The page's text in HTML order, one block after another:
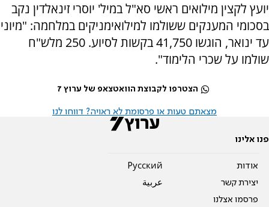
יועץ לקצין מילואים ראשי סא"ל במיל' יוסרי זינאלדין נקב
בסכומי המענקים ששולמו למילואימניקים במלחמה: "מיוני
עד ינואר, הוגשו 41,750 בקשות לסיוע. 250 מלש"ח
שולמו על שכרי הלימוד".
הצטרפו לקבוצת הוואטצאפ של ערוץ 7
מצאתם טעות או פרסומת לא ראויה? דווחו לנו
פנו אלינו
אודות
יצירת קשר
פרסמו אצלנו
Pусский
عربية